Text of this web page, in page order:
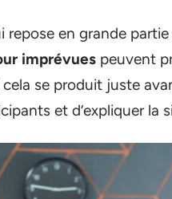
repose en grande
imprévues peuvent
se produit juste
et d’expliquer la